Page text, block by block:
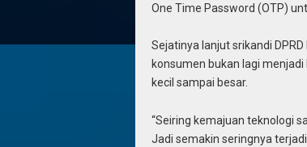
One Time Password (OTP)
Sejatinya lanjut srikandi
konsumen bukan lagi
kecil sampai besar.
“Seiring kemajuan teknologi
Jadi semakin seringnya